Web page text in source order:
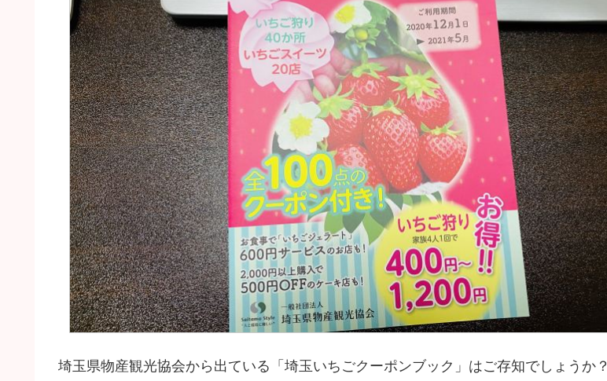
埼玉県物産観光協会から出ている「埼玉いちごクーポンブック」はご存知でしょうか？